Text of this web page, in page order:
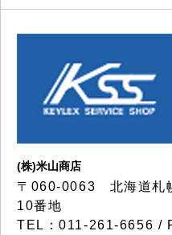
(株)米山商店
〒060-0063 北海道札
10番地
TEL：011-261-6656 /